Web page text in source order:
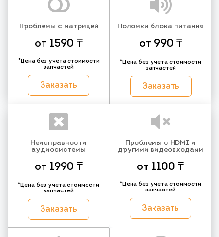
Проблемы с матрицей
от 1590 ₸
*Цена без учета стоимости
запчастей
Заказать
Поломки блока питания
от 990 ₸
*Цена без учета стоимости
запчастей
Заказать
Неисправности
аудиосистемы
от 1990 ₸
*Цена без учета стоимости
запчастей
Заказать
Проблемы с HDMI и
другими видеовходами
от 1100 ₸
*Цена без учета стоимости
запчастей
Заказать